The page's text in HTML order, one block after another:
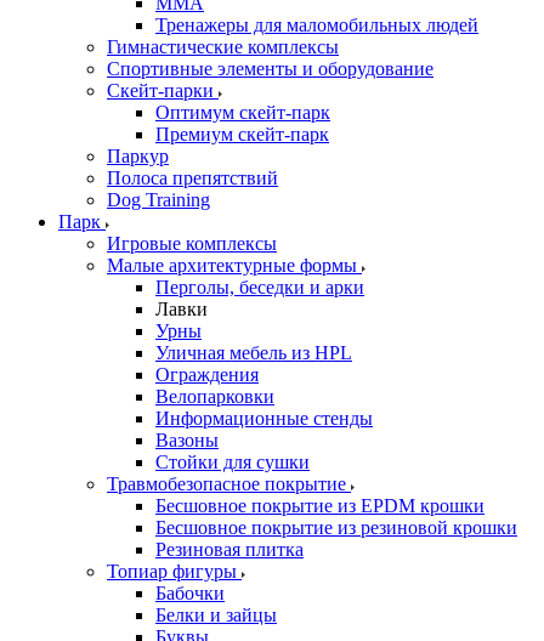
Тренажеры для маломобильных людей
Гимнастические комплексы
Спортивные элементы и оборудование
Скейт-парки
Оптимум скейт-парк
Премиум скейт-парк
Паркур
Полоса препятствий
Dog Training
Парк
Игровые комплексы
Малые архитектурные формы
Перголы, беседки и арки
Лавки
Урны
Уличная мебель из HPL
Ограждения
Велопарковки
Информационные стенды
Вазоны
Стойки для сушки
Травмобезопасное покрытие
Бесшовное покрытие из EPDM крошки
Бесшовное покрытие из резиновой крошки
Резиновая плитка
Топиар фигуры
Бабочки
Белки и зайцы
Буквы